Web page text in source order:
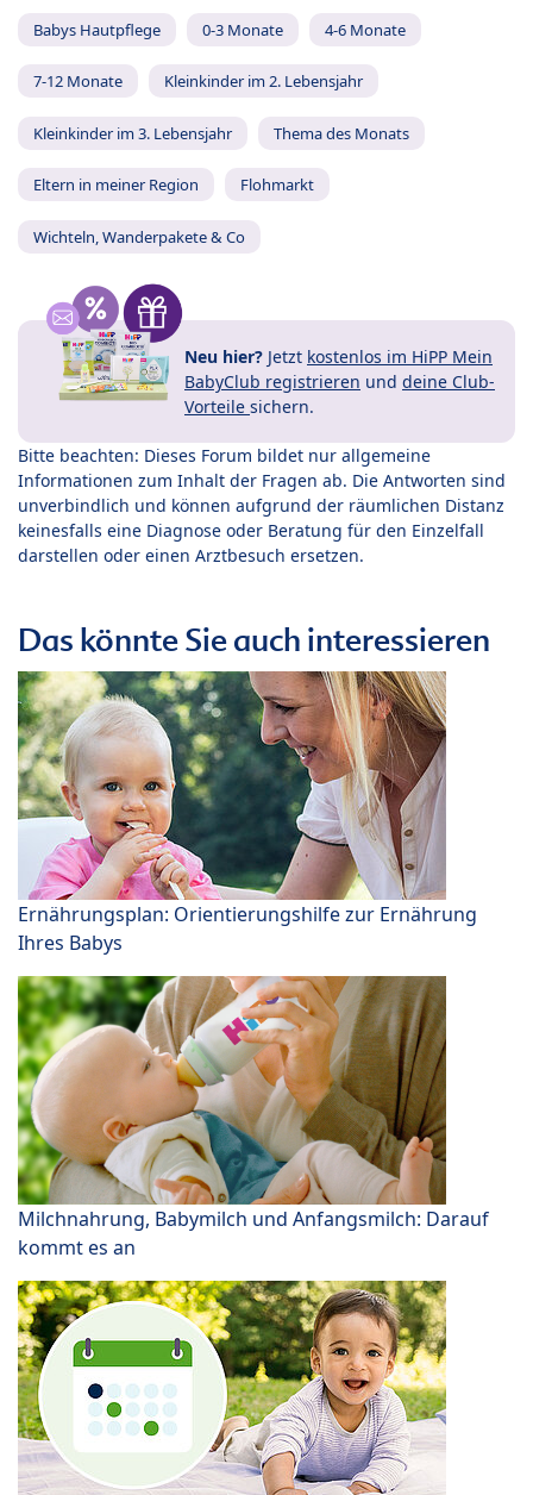
Babys Hautpflege 0-3 Monate 4-6 Monate
7-12 Monate Kleinkinder im 2. Lebensjahr
Kleinkinder im 3. Lebensjahr Thema des Monats
Eltern in meiner Region Flohmarkt
Wichteln, Wanderpakete & Co
Neu hier? Jetzt kostenlos im HiPP Mein
BabyClub registrieren und deine Club-
Vorteile sichern.
Bitte beachten: Dieses Forum bildet nur allgemeine
Informationen zum Inhalt der Fragen ab. Die Antworten sind
unverbindlich und können aufgrund der räumlichen Distanz
keinesfalls eine Diagnose oder Beratung für den Einzelfall
darstellen oder einen Arztbesuch ersetzen.
Das könnte Sie auch interessieren
Ernährungsplan: Orientierungshilfe zur Ernährung
Ihres Babys
Milchnahrung, Babymilch und Anfangsmilch: Darauf
kommt es an